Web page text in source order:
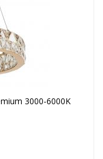
3000-6000K